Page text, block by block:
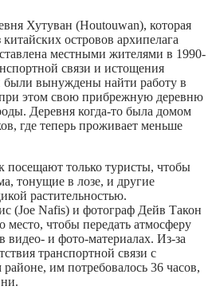
Хутуван (Houtouwan), которая
островов архипелага
местными жителями в 1990-
связи и истощения
вынуждены найти работу в
при этом свою прибрежную деревню
Деревня когда-то была домом
где теперь проживает меньше
посещают только туристы, чтобы
тонущие в лозе, и другие
растительностью.
(Joe Nafis) и фотограф Дейв Такон
место, чтобы передать атмосферу
видео- и фото-материалах. Из-за
транспортной связи с
им потребовалось 36 часов,